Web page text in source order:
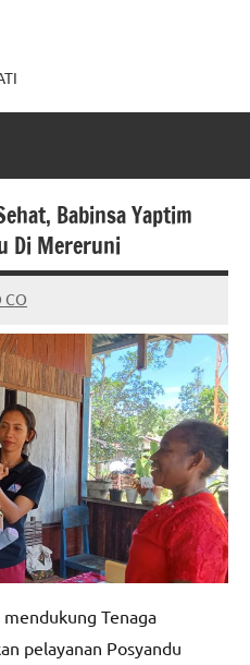
Babinsa Yaptim
Di Mereruni
CO
mendukung Tenaga
pelayanan Posyandu